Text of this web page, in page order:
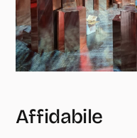
Affidabile